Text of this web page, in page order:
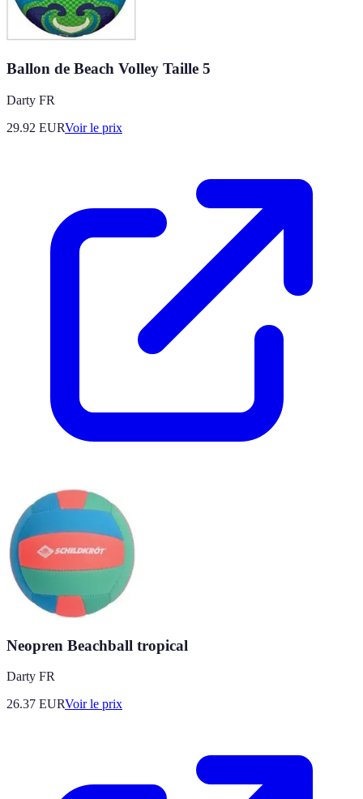
Ballon de Beach Volley Taille 5
Darty FR
29.92 EURVoir le prix
Neopren Beachball tropical
Darty FR
26.37 EURVoir le prix